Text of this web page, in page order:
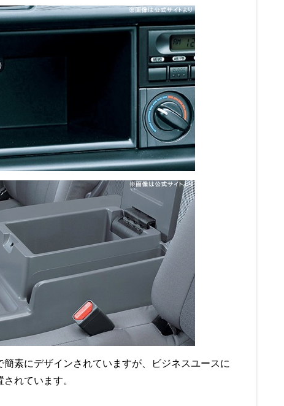
素にデザインされていますが、ビジネスユースに
れています。